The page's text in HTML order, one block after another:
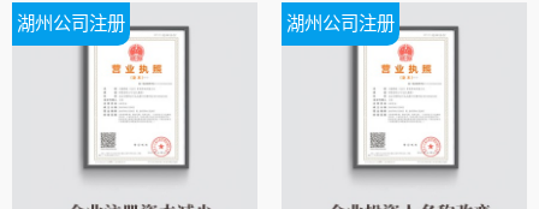
湖州公司注册 湖州公司注册